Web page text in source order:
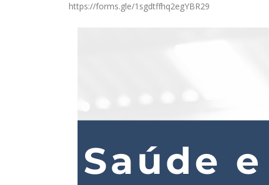
https://forms.gle/1sgdtffhq2egYBR29